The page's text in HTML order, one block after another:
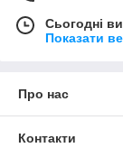
Сьогодні
Показати
Про нас
Контакти